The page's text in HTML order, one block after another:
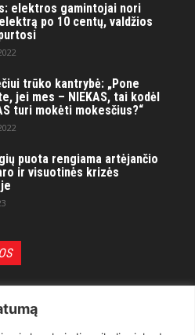
elektros gamintojai nori
po 10 centų, valdžios
trūko kantrybė: „Pone
jei mes – NIEKAS, tai kodėl
turi mokėti mokesčius?“
puota rengiama artėjančio
ir visuotinės krizės